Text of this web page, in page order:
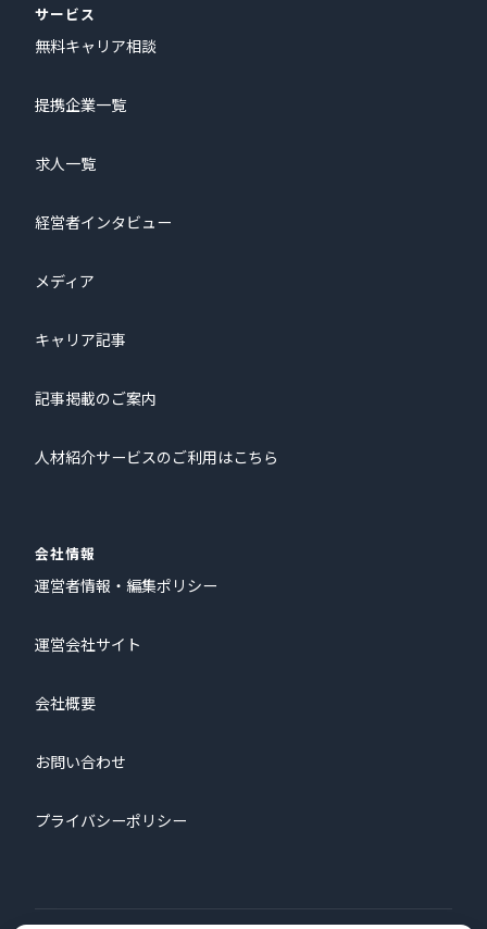
サービス
無料キャリア相談
提携企業一覧
求人一覧
経営者インタビュー
メディア
キャリア記事
記事掲載のご案内
人材紹介サービスのご利用はこちら
会社情報
運営者情報・編集ポリシー
運営会社サイト
会社概要
お問い合わせ
プライバシーポリシー